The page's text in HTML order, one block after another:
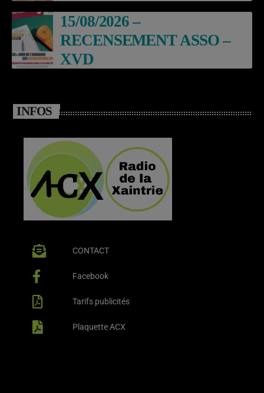
15/08/2026 –
RECENSEMENT ASSO –
XVD
INFOS
CONTACT
Facebook
Tarifs publicités
Plaquette ACX